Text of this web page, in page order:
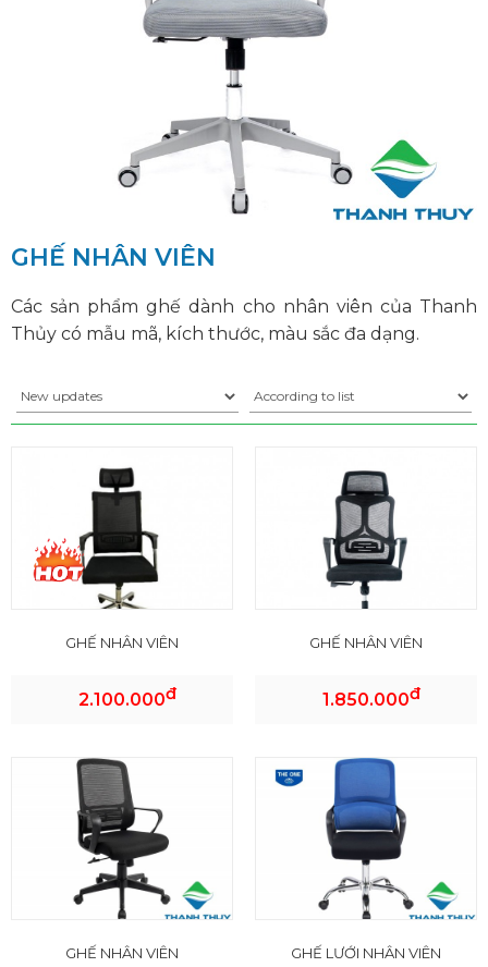
GHẾ NHÂN VIÊN
Các sản phẩm ghế dành cho nhân viên của Thanh
Thủy có mẫu mã, kích thước, màu sắc đa dạng.
GHẾ NHÂN VIÊN
2.100.000đ
GHẾ NHÂN VIÊN
1.850.000đ
GHẾ NHÂN VIÊN GHẾ LƯỚI NHÂN VIÊN